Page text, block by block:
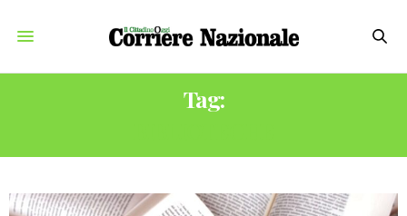
Tag: